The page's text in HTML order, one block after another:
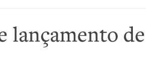
lançamento de